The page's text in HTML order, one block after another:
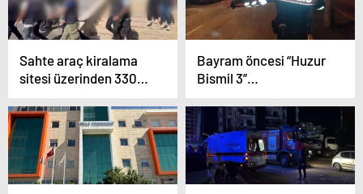
Sahte araç kiralama
sitesi üzerinden 330
3 tutuklama
Bayram öncesi “Huzur
Bismil 3”
gözaltı